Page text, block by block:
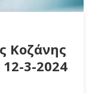
Κοζάνης
3-2024